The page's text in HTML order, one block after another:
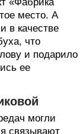
место. А
в качестве
что
и подарило
ее
могли
связывают